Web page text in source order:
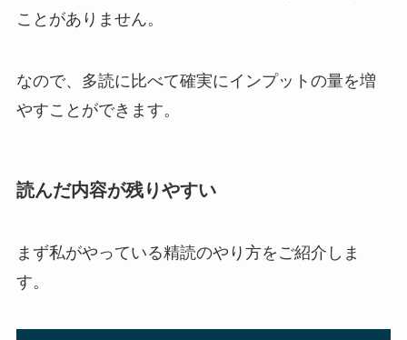
ことがありません。
なので、多読に比べて確実にインプットの量を増
やすことができます。
読んだ内容が残りやすい
まず私がやっている精読のやり方をご紹介しま
す。